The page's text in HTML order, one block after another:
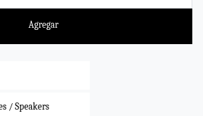
Agregar
/ Speakers